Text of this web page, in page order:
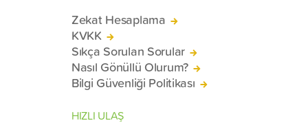
Zekat Hesaplama
KVKK
Sıkça Sorulan Sorular
Nasıl Gönüllü Olurum?
Bilgi Güvenliği Politikası
HIZLI ULAŞ